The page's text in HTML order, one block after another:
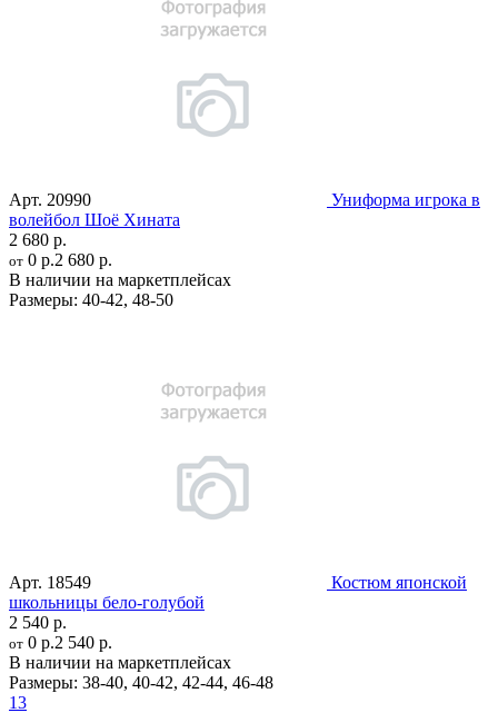
Арт. 20990
Униформа игрока в
волейбол Шоё Хината
2 680 р.
от 0 р.2 680 р.
В наличии на маркетплейсах
Размеры: 40-42, 48-50
Арт. 18549
Костюм японской
школьницы бело-голубой
2 540 р.
от 0 р.2 540 р.
В наличии на маркетплейсах
Размеры: 38-40, 40-42, 42-44, 46-48
13